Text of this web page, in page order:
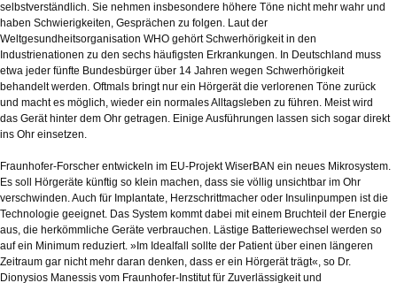
selbstverständlich. Sie nehmen insbesondere höhere Töne nicht mehr wahr und
haben Schwierigkeiten, Gesprächen zu folgen. Laut der
Weltgesundheitsorganisation WHO gehört Schwerhörigkeit in den
Industrienationen zu den sechs häufigsten Erkrankungen. In Deutschland muss
etwa jeder fünfte Bundesbürger über 14 Jahren wegen Schwerhörigkeit
behandelt werden. Oftmals bringt nur ein Hörgerät die verlorenen Töne zurück
und macht es möglich, wieder ein normales Alltagsleben zu führen. Meist wird
das Gerät hinter dem Ohr getragen. Einige Ausführungen lassen sich sogar direkt
ins Ohr einsetzen.
Fraunhofer-Forscher entwickeln im EU-Projekt WiserBAN ein neues Mikrosystem.
Es soll Hörgeräte künftig so klein machen, dass sie völlig unsichtbar im Ohr
verschwinden. Auch für Implantate, Herzschrittmacher oder Insulinpumpen ist die
Technologie geeignet. Das System kommt dabei mit einem Bruchteil der Energie
aus, die herkömmliche Geräte verbrauchen. Lästige Batteriewechsel werden so
auf ein Minimum reduziert. »Im Idealfall sollte der Patient über einen längeren
Zeitraum gar nicht mehr daran denken, dass er ein Hörgerät trägt«, so Dr.
Dionysios Manessis vom Fraunhofer-Institut für Zuverlässigkeit und